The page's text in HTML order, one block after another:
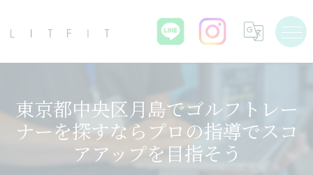
東京都中央区月島でゴルフトレー
ナーを探すならプロの指導でスコ
アアップを目指そう